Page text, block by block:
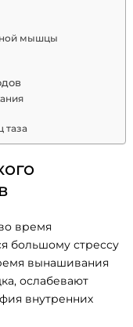
мышцы
таза
время
большому стрессу
вынашивания
ослабевают
внутренних